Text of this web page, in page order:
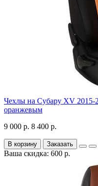
Чехлы на Субару XV 2015-
оранжевым
9 000 р. 8 400 р.
В корзину Заказать
Ваша скидка: 600 р.